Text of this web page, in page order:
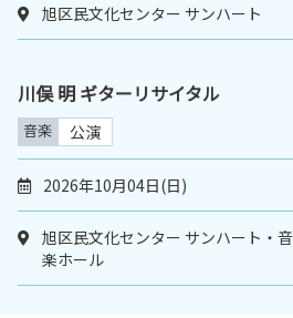
旭区民文化センター サンハート
川俣 明 ギターリサイタル
音楽 公演
2026年10月04日(日)
旭区民文化センター サンハート・音
楽ホール